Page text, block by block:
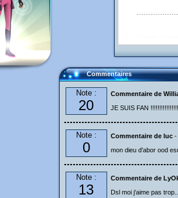
Commentaires
Note :
20
Commentaire de
JE SUIS FAN
Note :
0
Commentaire de luc -
mon dieu d'abor ood
Note :
13
Commentaire de
Dsl moi j'aime pas